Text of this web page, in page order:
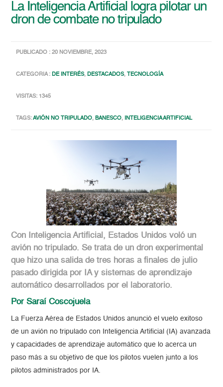
La Inteligencia Artificial logra pilotar un
dron de combate no tripulado
PUBLICADO : 20 NOVIEMBRE, 2023
CATEGORIA :DE INTERÉS,DESTACADOS, TECNOLOGÍA
VISITAS: 1345
TAGS:AVIÓN NO TRIPULADO,BANESCO, INTELIGENCIA ARTIFICIAL
Con Inteligencia Artificial, Estados Unidos voló un
avión no tripulado. Se trata de un dron experimental
que hizo una salida de tres horas a finales de julio
pasado dirigida por IA y sistemas de aprendizaje
automático desarrollados por el laboratorio.
Por Saraí Coscojuela
La Fuerza Aérea de Estados Unidos anunció el vuelo exitoso
de un avión no tripulado con Inteligencia Artificial (IA) avanzada
y capacidades de aprendizaje automático que lo acerca un
paso más a su objetivo de que los pilotos vuelen junto a los
pilotos administrados por IA.